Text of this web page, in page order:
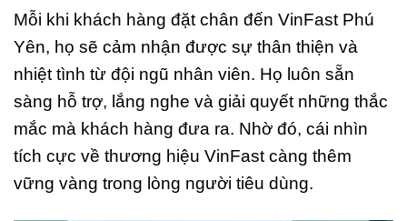
Mỗi khi khách hàng đặt chân đến VinFast Phú
Yên, họ sẽ cảm nhận được sự thân thiện và
nhiệt tình từ đội ngũ nhân viên. Họ luôn sẵn
sàng hỗ trợ, lắng nghe và giải quyết những thắc
mắc mà khách hàng đưa ra. Nhờ đó, cái nhìn
tích cực về thương hiệu VinFast càng thêm
vững vàng trong lòng người tiêu dùng.